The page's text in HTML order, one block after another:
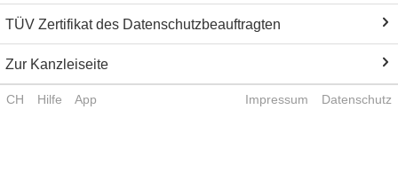
TÜV Zertifikat des Datenschutzbeauftragten
Zur Kanzleiseite
CH Hilfe App Impressum Datenschutz